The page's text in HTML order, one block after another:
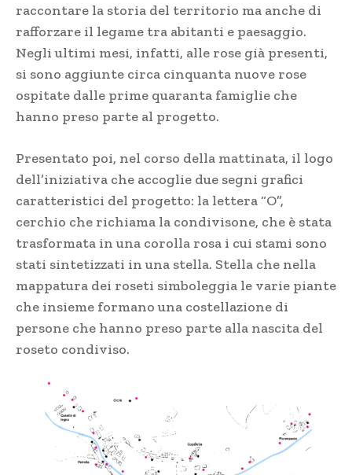
raccontare la storia del territorio ma anche di
rafforzare il legame tra abitanti e paesaggio.
Negli ultimi mesi, infatti, alle rose già presenti,
si sono aggiunte circa cinquanta nuove rose
ospitate dalle prime quaranta famiglie che
hanno preso parte al progetto.
Presentato poi, nel corso della mattinata, il logo
dell’iniziativa che accoglie due segni grafici
caratteristici del progetto: la lettera “O”,
cerchio che richiama la condivisone, che è stata
trasformata in una corolla rosa i cui stami sono
stati sintetizzati in una stella. Stella che nella
mappatura dei roseti simboleggia le varie piante
che insieme formano una costellazione di
persone che hanno preso parte alla nascita del
roseto condiviso.